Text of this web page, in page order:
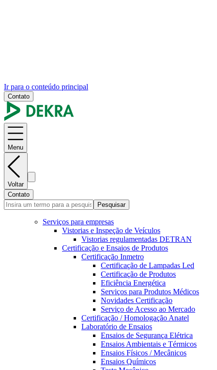
Ir para o conteúdo principal
Contato
Menu
Voltar
Contato
Pesquisar
Serviços para empresas
Vistorias e Inspeção de Veículos
Vistorias regulamentadas DETRAN
Certificação e Ensaios de Produtos
Certificação Inmetro
Certificação de Lampadas Led
Certificação de Produtos
Eficiência Energética
Serviços para Produtos Médicos
Novidades Certificação
Serviço de Acesso ao Mercado
Certificação / Homologação Anatel
Laboratório de Ensaios
Ensaios de Segurança Elétrica
Ensaios Ambientais e Térmicos
Ensaios Físicos / Mecânicos
Ensaios Químicos